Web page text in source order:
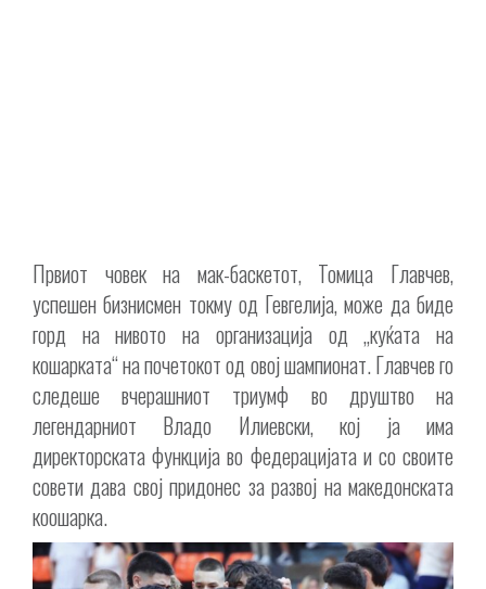
Првиот човек на мак-баскетот, Томица Главчев,
успешен бизнисмен токму од Гевгелија, може да биде
горд на нивото на организација од „куќата на
кошарката“ на почетокот од овој шампионат. Главчев го
следеше вчерашниот триумф во друштво на
легендарниот Владо Илиевски, кој ја има
директорската функција во федерацијата и со своите
совети дава свој придонес за развој на македонската
коошарка.